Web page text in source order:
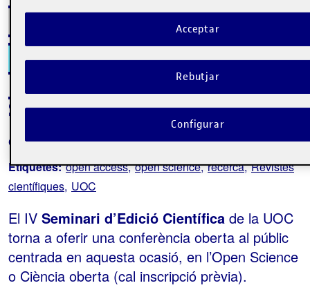
Inscriure-s'hi
Sobre l'esdeveniment
Categories: Altres
Etiquetes: open access open science recerca Revistes
científiques UOC
El IV Seminari d’Edició Científica de la UOC
torna a oferir una conferència oberta al públic
centrada en aquesta ocasió, en l’Open Science
o Ciència oberta (cal inscripció prèvia).
Rebutjar
Acceptar
Configurar